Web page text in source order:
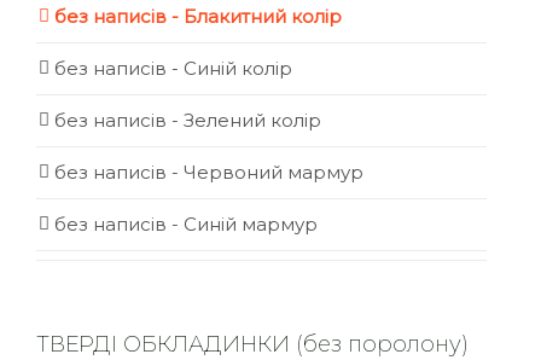
без написів - Блакитний колір
без написів - Синій колір
без написів - Зелений колір
без написів - Червоний мармур
без написів - Синій мармур
ТВЕРДІ ОБКЛАДИНКИ (без поролону)